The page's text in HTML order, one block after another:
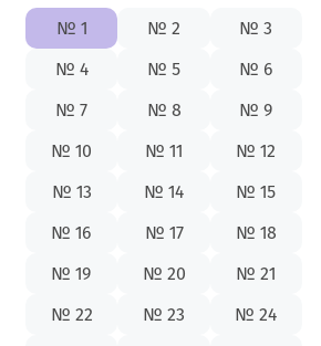
№ 1 № 2
№ 3
№ 4
№ 5
№ 6
№ 7
№ 8
№ 9
№ 10
№ 11
№ 12
№ 13
№ 14
№ 15
№ 16
№ 17
№ 18
№ 19
№ 20
№ 21
№ 22
№ 23
№ 24